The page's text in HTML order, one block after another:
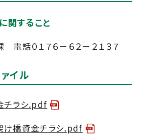
関すること
話０１７６－６２－２１３７
イル
チラシ.pdf
け橋資金チラシ.pdf